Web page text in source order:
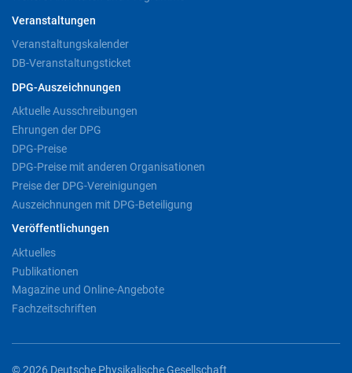
Veranstaltungen
Veranstaltungskalender
DB-Veranstaltungsticket
DPG-Auszeichnungen
Aktuelle Ausschreibungen
Ehrungen der DPG
DPG-Preise
DPG-Preise mit anderen Organisationen
Preise der DPG-Vereinigungen
Auszeichnungen mit DPG-Beteiligung
Veröffentlichungen
Aktuelles
Publikationen
Magazine und Online-Angebote
Fachzeitschriften
© 2026 Deutsche Physikalische Gesellschaft